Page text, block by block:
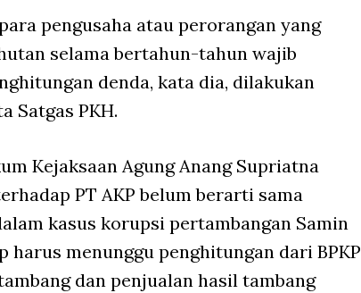
pengusaha atau perorangan yang
selama bertahun-tahun wajib
denda, kata dia, dilakukan
Satgas PKH.
Kejaksaan Agung Anang Supriatna
PT AKP belum berarti sama
kasus korupsi pertambangan Samin
menunggu penghitungan dari BPKP
dan penjualan hasil tambang